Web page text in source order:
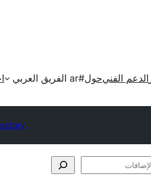
الدعم الفنيحول#ar الفريق العربي